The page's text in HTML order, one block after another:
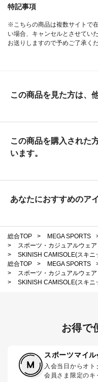
特記事項
※こちらの商品は複数サイトで
い場合、キャンセルとさせてい
お送りしますので予めご了承くだ
この商品を見た方は、
この商品を購入された
います。
あなたにおすすめのア
総合TOP > MEGA SPORTS
>
スポーツ・カジュアルウェア
>
SKINISH CAMISOLE(スキニ
総合TOP
> MEGA SPORTS
>
スポーツ・カジュアルウェア
>
SKINISH CAMISOLE(スキニ
お得で
スポーツマイ
入会当日からオト
会員さま限定のキ